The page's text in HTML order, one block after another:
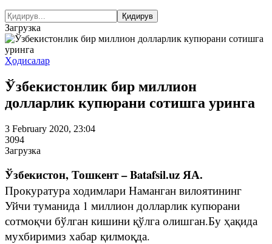
Загрузка
Ҳодисалар
Ўзбекистонлик бир миллион
долларлик купюрани сотишга уринга
3 February 2020, 23:04
3094
Загрузка
Ўзбекистон, Тошкент – Batafsil.uz ЯА.
Прокуратура ходимлари Наманган вилоятининг
Уйчи туманида 1 миллион долларлик купюрани
сотмоқчи бўлган кишини қўлга олишган.Бу ҳақида
мухбиримиз хабар қилмоқда.